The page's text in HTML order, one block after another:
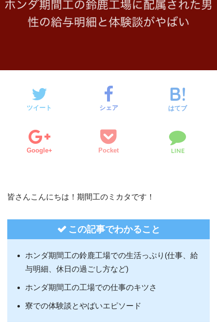
ツイート シェア はてブ
Google+ Pocket LINE
皆さんこんにちは！期間工のミカタです！
この記事でわかること
ホンダ期間工の鈴鹿工場での生活っぷり(仕事、給
与明細、休日の過ごし方など)
ホンダ期間工の工場での仕事のキツさ
寮での体験談とやばいエピソード